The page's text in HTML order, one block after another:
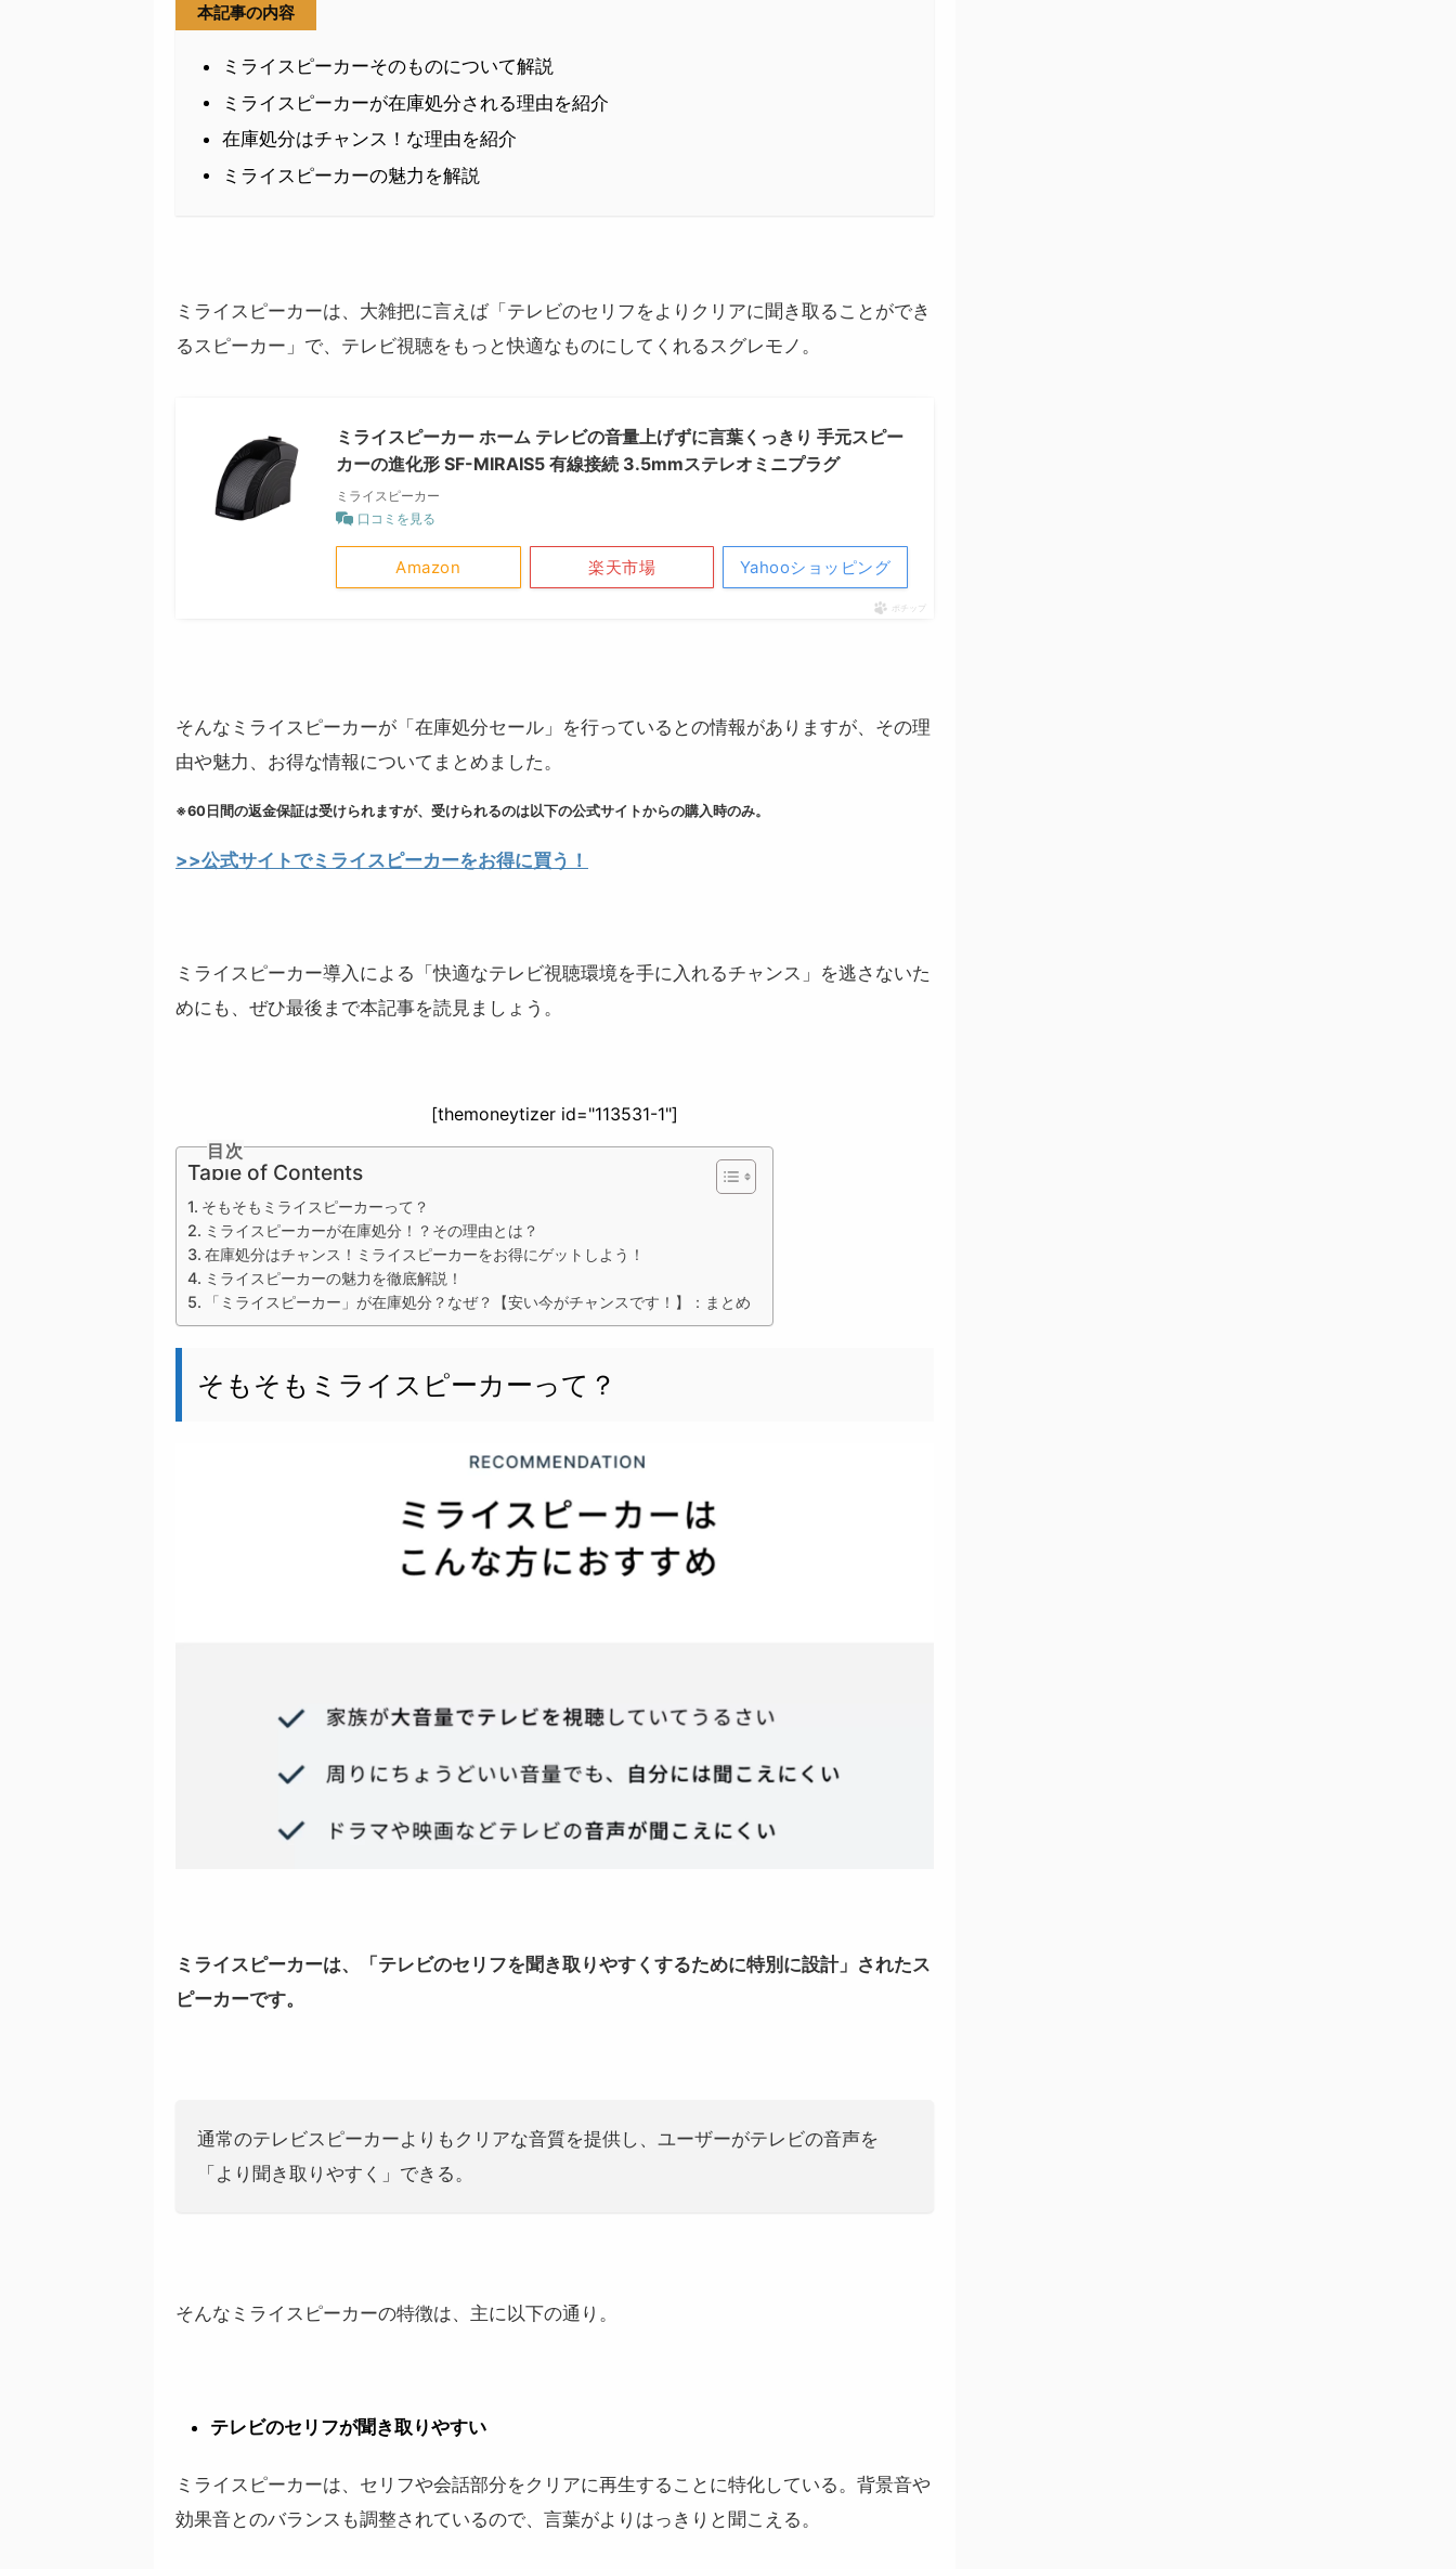
本記事の内容
ミライスピーカーそのものについて解説
ミライスピーカーが在庫処分される理由を紹介
在庫処分はチャンス！な理由を紹介
ミライスピーカーの魅力を解説
ミライスピーカーは、大雑把に言えば「テレビのセリフをよりクリアに聞き取ることができ
るスピーカー」で、テレビ視聴をもっと快適なものにしてくれるスグレモノ。
ミライスピーカー ホーム テレビの音量上げずに言葉くっきり 手元スピー
カーの進化形 SF-MIRAIS5 有線接続 3.5mmステレオミニプラグ
ミライスピーカー
口コミを見る
Amazon 楽天市場 Yahooショッピング
ポチップ
そんなミライスピーカーが「在庫処分セール」を行っているとの情報がありますが、その理
由や魅力、お得な情報についてまとめました。
※60日間の返金保証は受けられますが、受けられるのは以下の公式サイトからの購入時のみ。
>>公式サイトでミライスピーカーをお得に買う！
ミライスピーカー導入による「快適なテレビ視聴環境を手に入れるチャンス」を逃さないた
めにも、ぜひ最後まで本記事を読見ましょう。
[themoneytizer id="113531-1"]
目次
Table of Contents
そもそもミライスピーカーって？
ミライスピーカーが在庫処分！？その理由とは？
在庫処分はチャンス！ミライスピーカーをお得にゲットしよう！
ミライスピーカーの魅力を徹底解説！
「ミライスピーカー」が在庫処分？なぜ？【安い今がチャンスです！】：まとめ
そもそもミライスピーカーって？
ミライスピーカーは、「テレビのセリフを聞き取りやすくするために特別に設計」されたス
ピーカーです。
通常のテレビスピーカーよりもクリアな音質を提供し、ユーザーがテレビの音声を
「より聞き取りやすく」できる。
そんなミライスピーカーの特徴は、主に以下の通り。
テレビのセリフが聞き取りやすい
ミライスピーカーは、セリフや会話部分をクリアに再生することに特化している。背景音や
効果音とのバランスも調整されているので、言葉がよりはっきりと聞こえる。